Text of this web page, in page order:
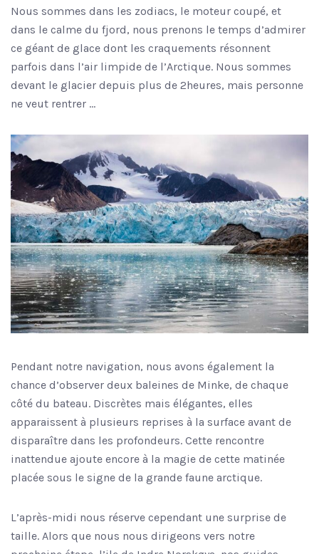
Nous sommes dans les zodiacs, le moteur coupé, et
dans le calme du fjord, nous prenons le temps d’admirer
ce géant de glace dont les craquements résonnent
parfois dans l’air limpide de l’Arctique. Nous sommes
devant le glacier depuis plus de 2heures, mais personne
ne veut rentrer …
Pendant notre navigation, nous avons également la
chance d’observer deux baleines de Minke, de chaque
côté du bateau. Discrètes mais élégantes, elles
apparaissent à plusieurs reprises à la surface avant de
disparaître dans les profondeurs. Cette rencontre
inattendue ajoute encore à la magie de cette matinée
placée sous le signe de la grande faune arctique.
L’après-midi nous réserve cependant une surprise de
taille. Alors que nous nous dirigeons vers notre